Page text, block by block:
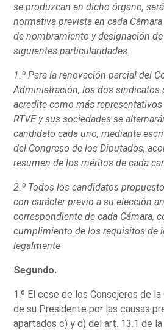
se produzcan en dicho órgano,
normativa prevista en cada
de nombramiento y designación
siguientes particularidades:
1.º Para la renovación parcial del
Administración, los dos sindicatos
acredite como más
RTVE y sus sociedades se
candidato cada uno, mediante
del Congreso de los Diputados,
resumen de los méritos de cada
2.º Todos los candidatos
con carácter previo a su elección
correspondiente de cada Cámara,
cumplimiento de los requisitos de
legalmente
Segundo.
1.º El cese de los Consejeros de la
de su Presidente por las causas
apartados c) y d) del art. 13.1 de